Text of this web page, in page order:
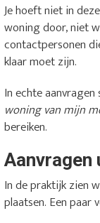
Je hoeft niet in
woning door, niet
contactpersonen
klaar moet zijn.
In echte
woning van mijn
bereiken.
Aanvragen
In de praktijk zien
plaatsen. Een paar